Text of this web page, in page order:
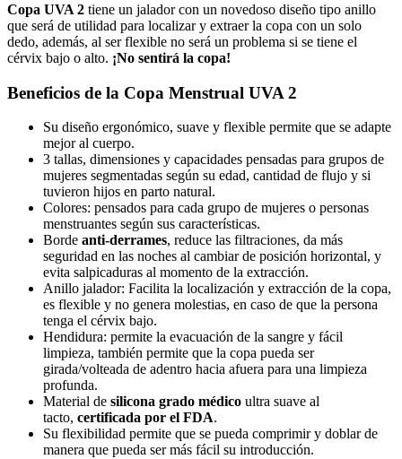
Copa UVA 2 tiene un jalador con un novedoso diseño tipo anillo
que será de utilidad para localizar y extraer la copa con un solo
dedo, además, al ser flexible no será un problema si se tiene el
cérvix bajo o alto. ¡No sentirá la copa!
Beneficios de la Copa Menstrual UVA 2
Su diseño ergonómico, suave y flexible permite que se adapte
mejor al cuerpo.
3 tallas, dimensiones y capacidades pensadas para grupos de
mujeres segmentadas según su edad, cantidad de flujo y si
tuvieron hijos en parto natural.
Colores: pensados para cada grupo de mujeres o personas
menstruantes según sus características.
Borde anti-derrames, reduce las filtraciones, da más
seguridad en las noches al cambiar de posición horizontal, y
evita salpicaduras al momento de la extracción.
Anillo jalador: Facilita la localización y extracción de la copa,
es flexible y no genera molestias, en caso de que la persona
tenga el cérvix bajo.
Hendidura: permite la evacuación de la sangre y fácil
limpieza, también permite que la copa pueda ser
girada/volteada de adentro hacia afuera para una limpieza
profunda.
Material de silicona grado médico ultra suave al
tacto, certificada por el FDA.
Su flexibilidad permite que se pueda comprimir y doblar de
manera que pueda ser más fácil su introducción.